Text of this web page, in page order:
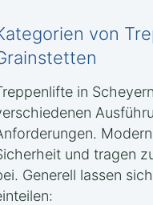
von
in
und tragen
Generell lassen